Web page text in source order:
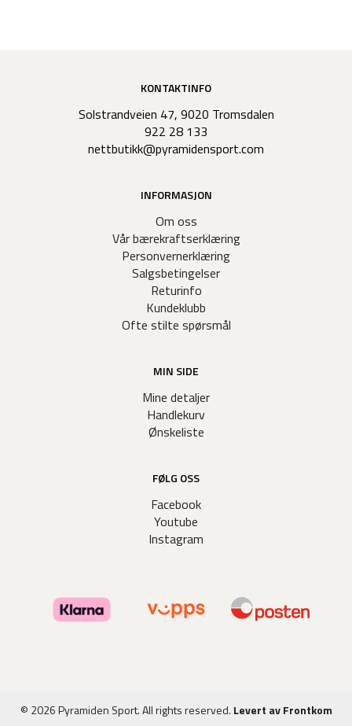
KONTAKTINFO
Solstrandveien 47, 9020 Tromsdalen
922 28 133
nettbutikk@pyramidensport.com
INFORMASJON
Om oss
Vår bærekraftserklæring
Personvernerklæring
Salgsbetingelser
Returinfo
Kundeklubb
Ofte stilte spørsmål
MIN SIDE
Mine detaljer
Handlekurv
Ønskeliste
FØLG OSS
Facebook
Youtube
Instagram
© 2026 Pyramiden Sport. All rights reserved. Levert av Frontkom